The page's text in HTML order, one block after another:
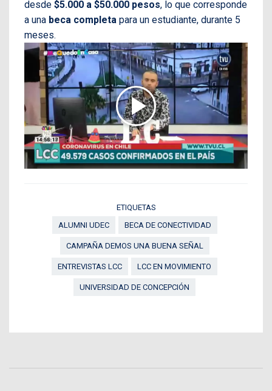
desde $5.000 a $50.000 pesos, lo que corresponde
a una beca completa para un estudiante, durante 5
meses.
ETIQUETAS
ALUMNI UDEC
BECA DE CONECTIVIDAD
CAMPAÑA DEMOS UNA BUENA SEÑAL
ENTREVISTAS LCC LCC EN MOVIMIENTO
UNIVERSIDAD DE CONCEPCIÓN